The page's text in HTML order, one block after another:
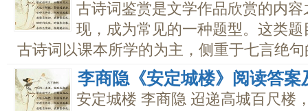
古诗词鉴赏是文学作品欣赏的内
现，成为常见的一种题型。这类
古诗词以课本所学的为主，侧重于七言绝
李商隐《安定城楼》阅读答案
安定城楼 李商隐 迢递高城百尺楼